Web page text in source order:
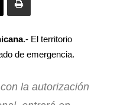
.- El territorio
de emergencia.
la autorización